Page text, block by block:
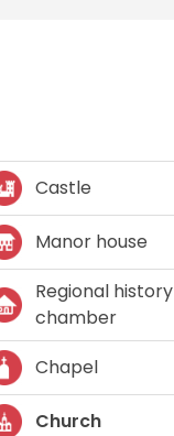
Castle
Manor house
Regional history
chamber
Chapel
Church